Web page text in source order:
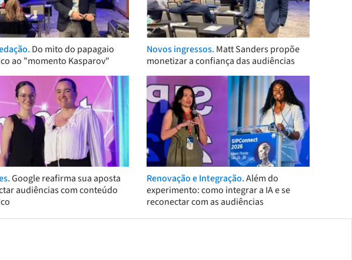
Do mito do papagaio
ao "momento Kasparov"
Novos ingressos. Matt Sanders propõe
monetizar a confiança das audiências
Google reafirma sua aposta
audiências com conteúdo
Renovação e Integração.Além do
experimento: como integrar a IA e se
reconectar com as audiências